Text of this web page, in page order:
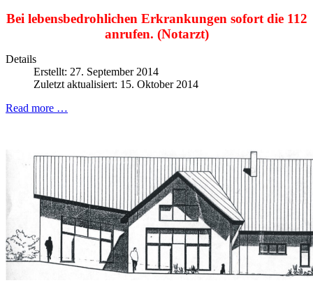
Bei lebensbedrohlichen Erkrankungen sofort die 112
anrufen. (Notarzt)
Details
Erstellt: 27. September 2014
Zuletzt aktualisiert: 15. Oktober 2014
Read more …